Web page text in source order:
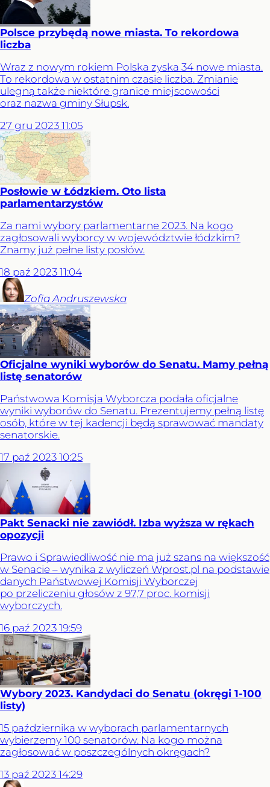
Polsce przybędą nowe miasta. To rekordowa
liczba
Wraz z nowym rokiem Polska zyska 34 nowe miasta.
To rekordowa w ostatnim czasie liczba. Zmianie
ulegną także niektóre granice miejscowości
oraz nazwa gminy Słupsk.
27 gru 2023 11:05
Posłowie w Łódzkiem. Oto lista
parlamentarzystów
Za nami wybory parlamentarne 2023. Na kogo
zagłosowali wyborcy w województwie łódzkim?
Znamy już pełne listy posłów.
18 paź 2023 11:04
Zofia Andruszewska
Oficjalne wyniki wyborów do Senatu. Mamy pełną
listę senatorów
Państwowa Komisja Wyborcza podała oficjalne
wyniki wyborów do Senatu. Prezentujemy pełną listę
osób, które w tej kadencji będą sprawować mandaty
senatorskie.
17 paź 2023 10:25
Pakt Senacki nie zawiódł. Izba wyższa w rękach
opozycji
Prawo i Sprawiedliwość nie ma już szans na większość
w Senacie – wynika z wyliczeń Wprost.pl na podstawie
danych Państwowej Komisji Wyborczej
po przeliczeniu głosów z 97,7 proc. komisji
wyborczych.
16 paź 2023 19:59
Wybory 2023. Kandydaci do Senatu (okręgi 1-100
listy)
15 października w wyborach parlamentarnych
wybierzemy 100 senatorów. Na kogo można
zagłosować w poszczególnych okręgach?
13 paź 2023 14:29